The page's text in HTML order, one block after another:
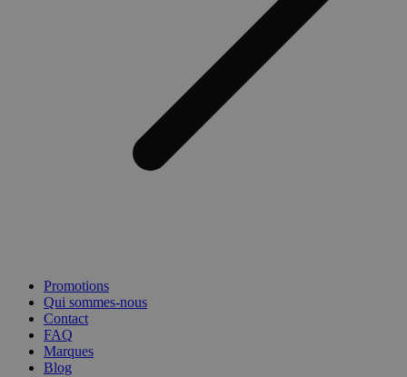
Promotions
Qui sommes-nous
Contact
FAQ
Marques
Blog